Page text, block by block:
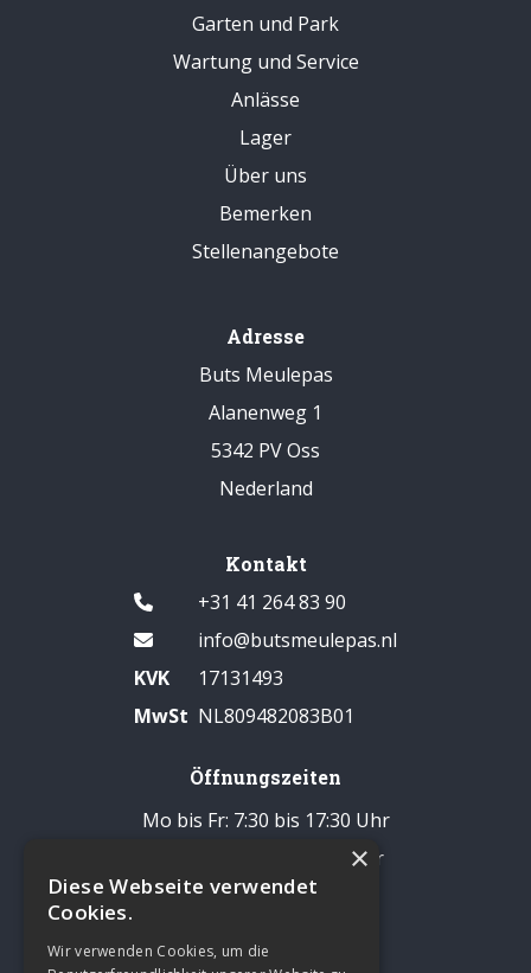
Garten und Park
Wartung und Service
Anlässe
Lager
Über uns
Bemerken
Stellenangebote
Adresse
Buts Meulepas
Alanenweg 1
5342 PV Oss
Nederland
Kontakt
+31 41 264 83 90
info@butsmeulepas.nl
KVK
17131493
MwSt NL809482083B01
Öffnungszeiten
Mo bis Fr: 7:30 bis 17:30 Uhr
Samstag: 8:00 bis 14:00 Uhr
Pause: 12:30 - 13:00 Uhr
×
Diese Webseite verwendet
Cookies.
Wir verwenden Cookies, um die